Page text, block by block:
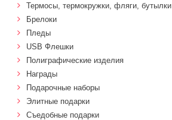
Термосы, термокружки, фляги, бутылки
Брелоки
Пледы
USB Флешки
Полиграфические изделия
Награды
Подарочные наборы
Элитные подарки
Cъедобные подарки